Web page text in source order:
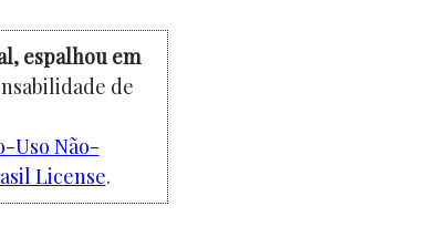
espalhou em
de
Uso Não-
License.